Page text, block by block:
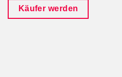
Käufer werden